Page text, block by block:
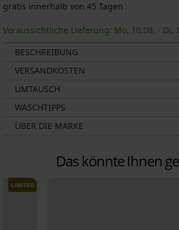
gratis innerhalb von 45 Tagen
Voraussichtliche Lieferung: Mo, 10.08. - Di,
BESCHREIBUNG
VERSANDKOSTEN
UMTAUSCH
WASCHTIPPS
ÜBER DIE MARKE
Das könnte Ihnen
LIMITED